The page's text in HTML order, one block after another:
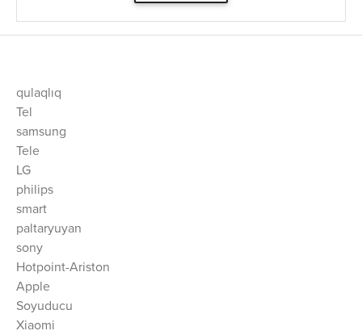
qulaqlıq
Tel
samsung
Tele
LG
philips
smart
paltaryuyan
sony
Hotpoint-Ariston
Apple
Soyuducu
Xiaomi